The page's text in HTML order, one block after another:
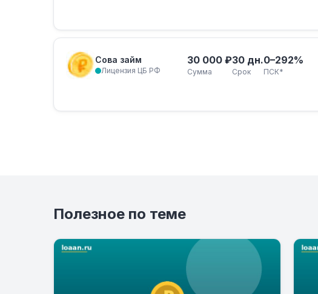
Сова займ
Лицензия ЦБ РФ
30 000 ₽
Сумма
30 дн.
Срок
0–292%
ПСК*
Полезное по теме